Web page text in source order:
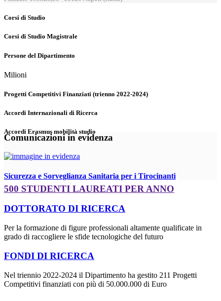
Corsi di Studio
Corsi di Studio Magistrale
Persone del Dipartimento
Milioni
Progetti Competitivi Finanziati (trienno 2022-2024)
Accordi Internazionali di Ricerca
Accordi Erasmus mobilità studio
Comunicazioni in evidenza
Sicurezza e Sorveglianza Sanitaria per i Tirocinanti
500 STUDENTI LAUREATI PER ANNO
DOTTORATO DI RICERCA
Per la formazione di figure professionali altamente qualificate in
grado di raccogliere le sfide tecnologiche del futuro
FONDI DI RICERCA
Nel triennio 2022-2024 il Dipartimento ha gestito 211 Progetti
Competitivi finanziati con più di 50.000.000 di Euro